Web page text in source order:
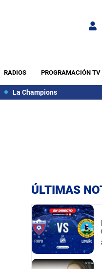
RADIOS PROGRAMACIÓN TV
La Champions
ÚLTIMAS